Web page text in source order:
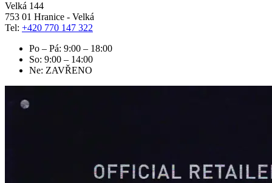
Velká 144
753 01 Hranice - Velká
Tel: +420 770 147 322
Po – Pá: 9:00 – 18:00
So: 9:00 – 14:00
Ne: ZAVŘENO